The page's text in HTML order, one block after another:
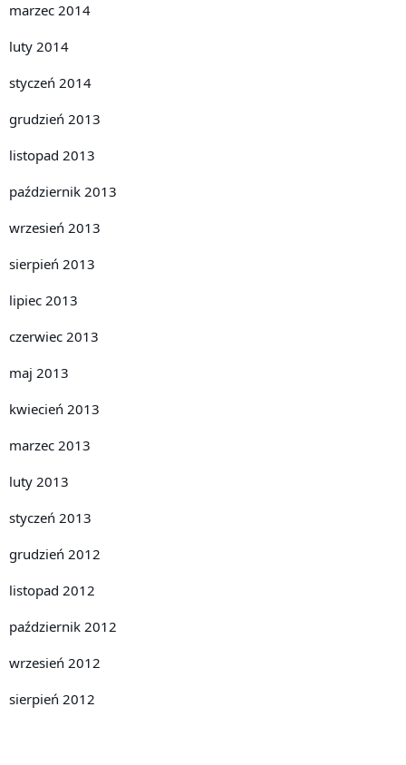
marzec 2014
luty 2014
styczeń 2014
grudzień 2013
listopad 2013
październik 2013
wrzesień 2013
sierpień 2013
lipiec 2013
czerwiec 2013
maj 2013
kwiecień 2013
marzec 2013
luty 2013
styczeń 2013
grudzień 2012
listopad 2012
październik 2012
wrzesień 2012
sierpień 2012